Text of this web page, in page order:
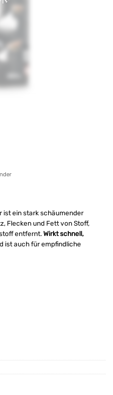
ist ein stark schäumender
Flecken und Fett von Stoff,
entfernt.Wirkt schnell,
ist auch für empfindliche